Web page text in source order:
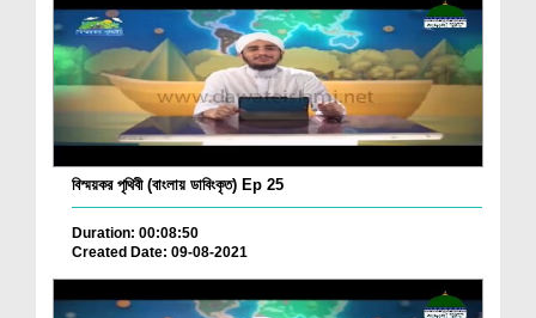
বিস্ময়কর পৃথিবী (বাংলায় ডাবিংকৃত) Ep 25
Duration: 00:08:50
Created Date: 09-08-2021